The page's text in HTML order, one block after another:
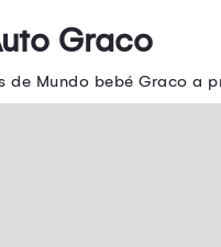
Graco
de Mundo bebé Graco a